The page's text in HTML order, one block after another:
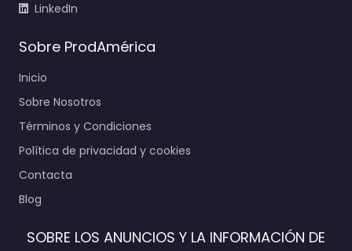
LinkedIn
Sobre ProdAmérica
Inicio
Sobre Nosotros
Términos y Condiciones
Política de privacidad y cookies
Contacta
Blog
SOBRE LOS ANUNCIOS Y LA INFORMACIÓN DE